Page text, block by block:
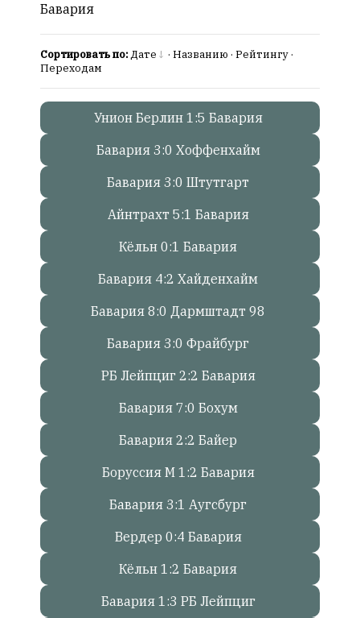
Онлайн
всего:
Пользователей:
НАШИ
ПРАВИЛА
Тонкие
материалы
для
мыслящих.
Сайт
трудом,
душой.
Редакция
Бавария
Сортировать по:Дате · Названию · Рейтингу ·
Переходам
Унион Берлин 1:5 Бавария
Бавария 3:0 Хоффенхайм
Бавария 3:0 Штутгарт
Айнтрахт 5:1 Бавария
Кёльн 0:1 Бавария
Бавария 4:2 Хайденхайм
Бавария 8:0 Дармштадт 98
Бавария 3:0 Фрайбург
РБ Лейпциг 2:2 Бавария
Бавария 7:0 Бохум
Бавария 2:2 Байер
Боруссия М 1:2 Бавария
Бавария 3:1 Аугсбург
Вердер 0:4 Бавария
Кёльн 1:2 Бавария
Бавария 1:3 РБ Лейпциг